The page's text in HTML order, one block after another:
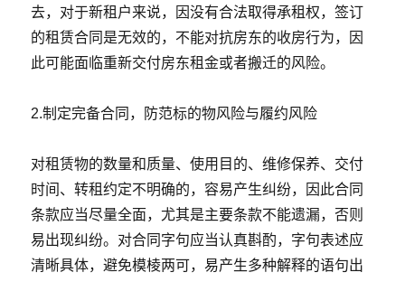
去，对于新租户来说，因没有合法取得承租权，签订
的租赁合同是无效的，不能对抗房东的收房行为，因
此可能面临重新交付房东租金或者搬迁的风险。
2.制定完备合同，防范标的物风险与履约风险
对租赁物的数量和质量、使用目的、维修保养、交付
时间、转租约定不明确的，容易产生纠纷，因此合同
条款应当尽量全面，尤其是主要条款不能遗漏，否则
易出现纠纷。对合同字句应当认真斟酌，字句表述应
清晰具体，避免模棱两可，易产生多种解释的语句出